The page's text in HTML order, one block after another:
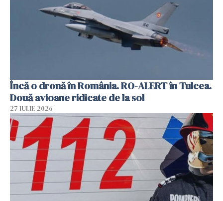
Încă o dronă în România. RO-ALERT în Tulcea.
Două avioane ridicate de la sol
27 IULIE 2026